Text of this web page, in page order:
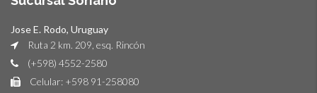
Jose E. Rodo, Uruguay
Ruta 2 km. 209, esq. Rincón
(+598) 4552-2580
Celular: +598 91-258080